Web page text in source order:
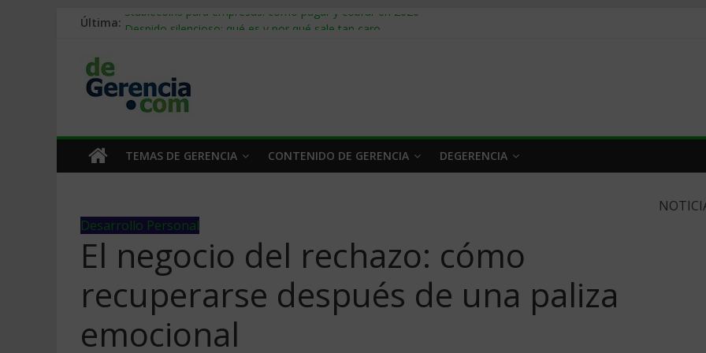
Última: Stablecoins para empresas: cómo pagar y cobrar en 2026
Trabajo forzoso en la cadena de suministro: qué hacer
Mercado hispano de EE. UU.: cómo segmentarlo y venderle
TEMAS DE GERENCIA CONTENIDO DE GERENCIA DEGERENCIA
Desarrollo Personal
El negocio del rechazo: cómo
recuperarse después de una paliza
emocional